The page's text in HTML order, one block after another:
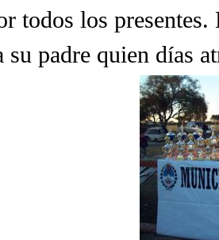
todos los
padre quien días